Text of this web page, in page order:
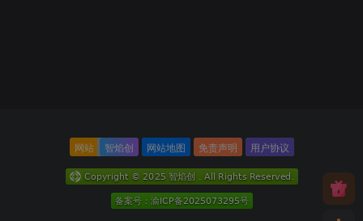
网站 智焰创 网站地图 免责声明 用户协议